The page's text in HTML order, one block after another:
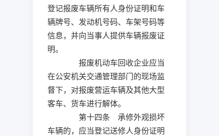
登记报废车辆所有人身份证明和车
辆牌号、发动机号码、车架号码等
信息，并向当事人提供车辆报废证
明。
报废机动车回收企业应当
在公安机关交通管理部门的现场监
督下，对报废营运车辆及其他大型
客车、货车进行解体。
第十四条 承修外观损坏
车辆的，应当登记送修人身份证明